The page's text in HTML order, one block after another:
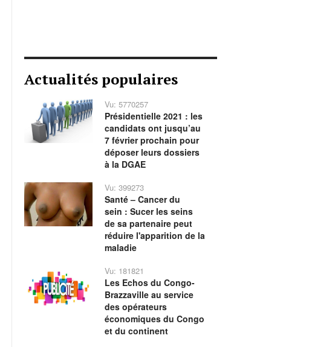
Actualités populaires
Vu: 5770257
Présidentielle 2021 : les
candidats ont jusqu’au
7 février prochain pour
déposer leurs dossiers
à la DGAE
Vu: 399273
Santé – Cancer du
sein : Sucer les seins
de sa partenaire peut
réduire l'apparition de la
maladie
Vu: 181821
Les Echos du Congo-
Brazzaville au service
des opérateurs
économiques du Congo
et du continent